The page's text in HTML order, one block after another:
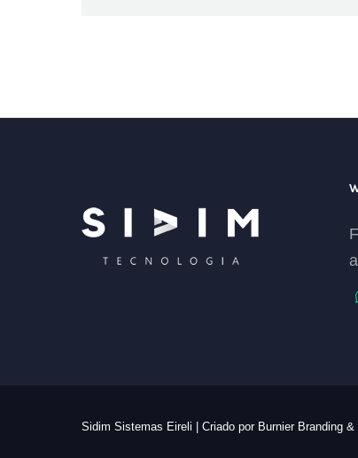
Sidim Sistemas Eireli | Criado por Burnier Branding